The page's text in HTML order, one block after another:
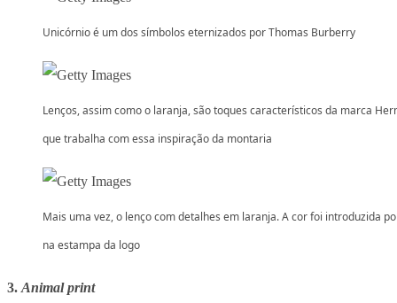
Unicórnio é um dos símbolos eternizados por Thomas Burberry
Lenços, assim como o laranja, são toques característicos da marca
que trabalha com essa inspiração da montaria
Mais uma vez, o lenço com detalhes em laranja. A cor foi introduzida
na estampa da logo
3. Animal print